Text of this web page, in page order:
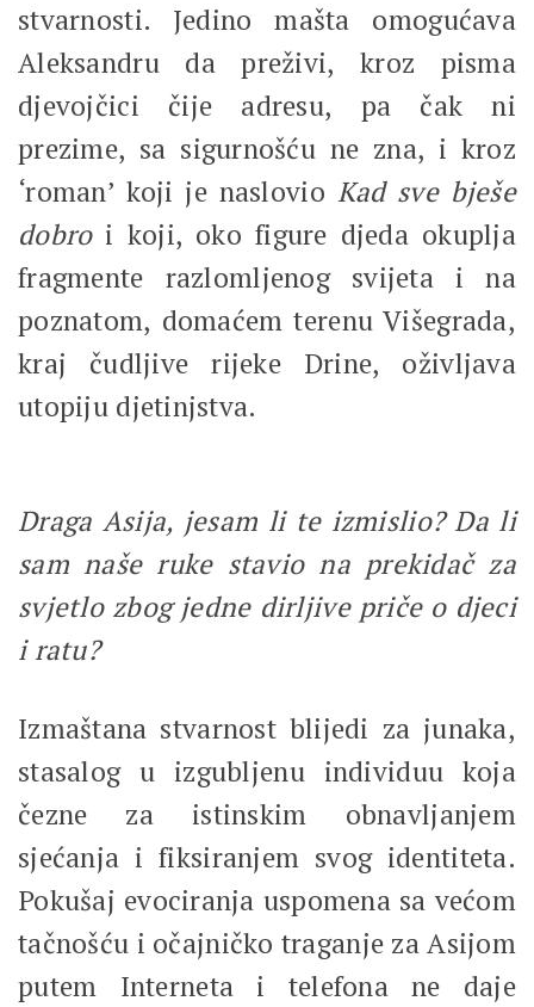
stvarnosti. Jedino mašta omogućava
Aleksandru da preživi, kroz pisma
djevojčici čije adresu, pa čak ni
prezime, sa sigurnošću ne zna, i kroz
‘roman’ koji je naslovio Kad sve bješe
dobroi koji, oko figure djeda okuplja
fragmente razlomljenog svijeta i na
poznatom, domaćem terenu Višegrada,
kraj čudljive rijeke Drine, oživljava
utopiju djetinjstva.
Draga Asija, jesam li te izmislio? Da li
sam naše ruke stavio na prekidač za
svjetlo zbog jedne dirljive priče o djeci
i ratu?
Izmaštana stvarnost blijedi za junaka,
stasalog u izgubljenu individuu koja
čezne za istinskim obnavljanjem
sjećanja i fiksiranjem svog identiteta.
Pokušaj evociranja uspomena sa većom
tačnošću i očajničko traganje za Asijom
putem Interneta i telefona ne daje